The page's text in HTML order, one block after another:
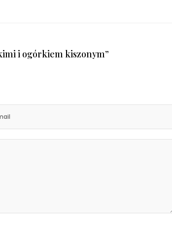
i ogórkiem kiszonym”